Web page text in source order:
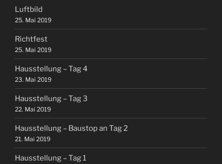
Luftbild
25. Mai 2019
Richtfest
25. Mai 2019
Hausstellung – Tag 4
23. Mai 2019
Hausstellung – Tag 3
22. Mai 2019
Hausstellung – Baustop an Tag 2
21. Mai 2019
Hausstellung – Tag 1